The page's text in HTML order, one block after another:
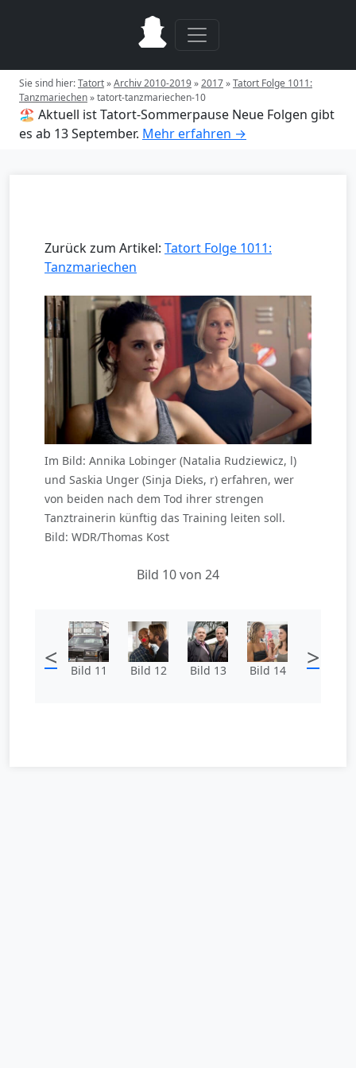
Sie sind hier:Tatort»Archiv 2010-2019»2017»Tatort Folge 1011:
Tanzmariechen»tatort-tanzmariechen-10
🏖️ Aktuell ist Tatort-Sommerpause Neue Folgen gibt
es ab 13 September. Mehr erfahren →
Zurück zum Artikel: Tatort Folge 1011:
Tanzmariechen
Im Bild: Annika Lobinger (Natalia Rudziewicz, l)
und Saskia Unger (Sinja Dieks, r) erfahren, wer
von beiden nach dem Tod ihrer strengen
Tanztrainerin künftig das Training leiten soll.
Bild: WDR/Thomas Kost
Bild 10 von 24
< Bild 11 Bild 12 Bild 13 Bild 14 >